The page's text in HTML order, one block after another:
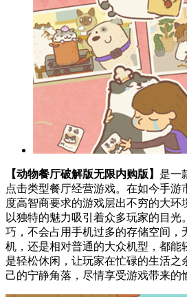
【动物餐厅破解版无限内购版】 是一
点击类型餐厅经营游戏。在如今手游
度高智商要求的游戏层出不穷的大环
以独特的魅力吸引着众多玩家的目光
巧，不会占用手机过多的存储空间，
机，还是相对普通的大众机型，都能
是轻松休闲，让玩家在忙碌的生活之
己的宁静角落，尽情享受游戏带来的